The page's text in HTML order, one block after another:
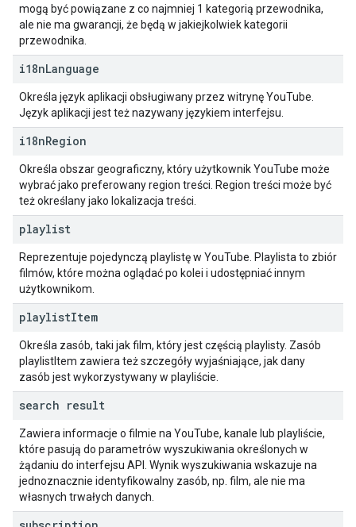
mogą być powiązane z co najmniej 1 kategorią przewodnika,
ale nie ma gwarancji, że będą w jakiejkolwiek kategorii
przewodnika.
i18nLanguage
Określa język aplikacji obsługiwany przez witrynę YouTube.
Język aplikacji jest też nazywany językiem interfejsu.
i18nRegion
Określa obszar geograficzny, który użytkownik YouTube może
wybrać jako preferowany region treści. Region treści może być
też określany jako lokalizacja treści.
playlist
Reprezentuje pojedynczą playlistę w YouTube. Playlista to zbiór
filmów, które można oglądać po kolei i udostępniać innym
użytkownikom.
playlistItem
Określa zasób, taki jak film, który jest częścią playlisty. Zasób
playlistItem zawiera też szczegóły wyjaśniające, jak dany
zasób jest wykorzystywany w playliście.
search result
Zawiera informacje o filmie na YouTube, kanale lub playliście,
które pasują do parametrów wyszukiwania określonych w
żądaniu do interfejsu API. Wynik wyszukiwania wskazuje na
jednoznacznie identyfikowalny zasób, np. film, ale nie ma
własnych trwałych danych.